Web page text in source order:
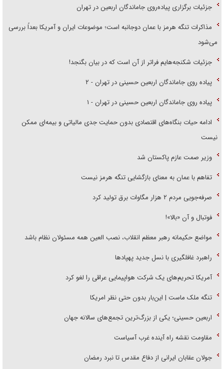
جزئیات برگزاری پیاده‌روی جاماندگان اربعین در تهران
مذاکرات تنگه هرمز با عمان دوجانبه است؛ موضوعات ایران و آمریکا بعداً بررسی
می‌شود
جزئیات شکنجه‌هایم فراتر از آن است که در بیان بگنجد!
پیاده روی جاماندگان اربعین حسینی در تهران - ۲
پیاده روی جاماندگان اربعین حسینی در تهران - ۱
ادامه حیات بنگاه‌های اقتصادی بدون حمایت جدی مالیاتی و بیمه‌ای ممکن
نیست
وزیر صمت عازم پاکستان شد
تفاهم با عمان به معنای بازگشایی تنگه هرمز نیست
صرفه‌جویی مردم ۲ هزار مگاوات برق تولید کرد
فوتبال و آن «بالا»!
مواضع حکیمانه رهبر معظم انقلاب، نصب العین همه مسئولان نظام باشد
راهبرد غافلگیری با نسل جدید پهپاد‌ها
آمریکا تحریم‌های یک شرکت هواپیمایی عراقی را لغو کرد
تنگه ملک ماست | این‌بار بدون حتی نظر امریکا
اربعین حسینی؛ یکی از بزرگ‌ترین تجمع‌های سالانه جهان
مقاومت نقشه راه آینده غرب آسیاست
جولان عقابان ایرانی از دفاع مقدس تا نبرد رمضان